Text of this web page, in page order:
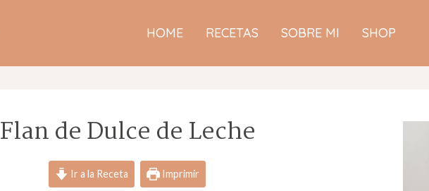
HOME RECETAS SOBRE MI SHOP
Flan de Dulce de Leche
Ir a la Receta Imprimir